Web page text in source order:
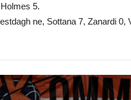
5.
ne, Sottana 7, Zanardi